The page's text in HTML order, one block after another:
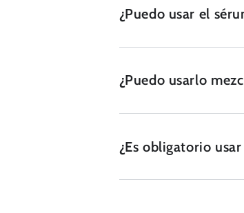
¿Puedo usar el
¿Puedo usarlo
¿Es obligatorio